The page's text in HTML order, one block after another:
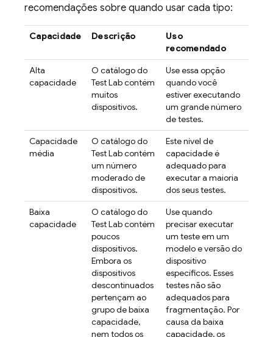
recomendações sobre quando usar cada tipo:
Capacidade Descrição
Uso
recomendado
Alta
capacidade
O catálogo do
Test Labcontém
muitos
dispositivos.
Use essa opção
quando você
estiver executando
um grande número
de testes.
Capacidade
média
O catálogo do
Test Labcontém
um número
moderado de
dispositivos.
Este nível de
capacidade é
adequado para
executar a maioria
dos seus testes.
Baixa
capacidade
O catálogo do
Test Labcontém
poucos
dispositivos.
Embora os
dispositivos
descontinuados
pertençam ao
grupo de baixa
capacidade,
nem todos os
Use quando
precisar executar
um teste em um
modelo e versão do
dispositivo
específicos. Esses
testes não são
adequados para
fragmentação. Por
causa da baixa
capacidade, os